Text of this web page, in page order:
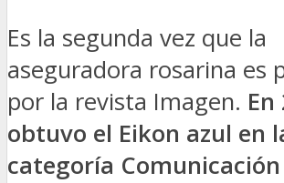
Es la segunda vez que la
aseguradora rosarina es
por la revista Imagen. En
obtuvo el Eikon azul en
categoría